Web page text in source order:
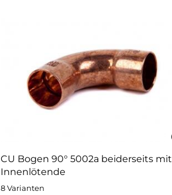
CU Bogen 90° 5002a beiderseits mit
Innenlötende
8 Varianten